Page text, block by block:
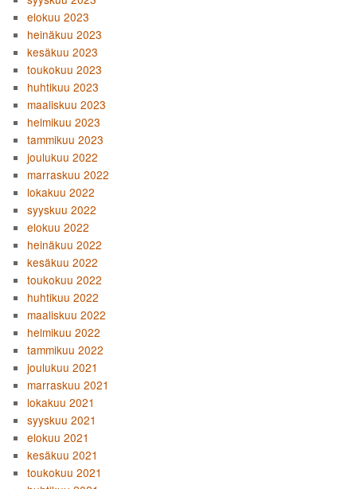
elokuu 2023
heinäkuu 2023
kesäkuu 2023
toukokuu 2023
huhtikuu 2023
maaliskuu 2023
helmikuu 2023
tammikuu 2023
joulukuu 2022
marraskuu 2022
lokakuu 2022
syyskuu 2022
elokuu 2022
heinäkuu 2022
kesäkuu 2022
toukokuu 2022
huhtikuu 2022
maaliskuu 2022
helmikuu 2022
tammikuu 2022
joulukuu 2021
marraskuu 2021
lokakuu 2021
syyskuu 2021
elokuu 2021
kesäkuu 2021
toukokuu 2021